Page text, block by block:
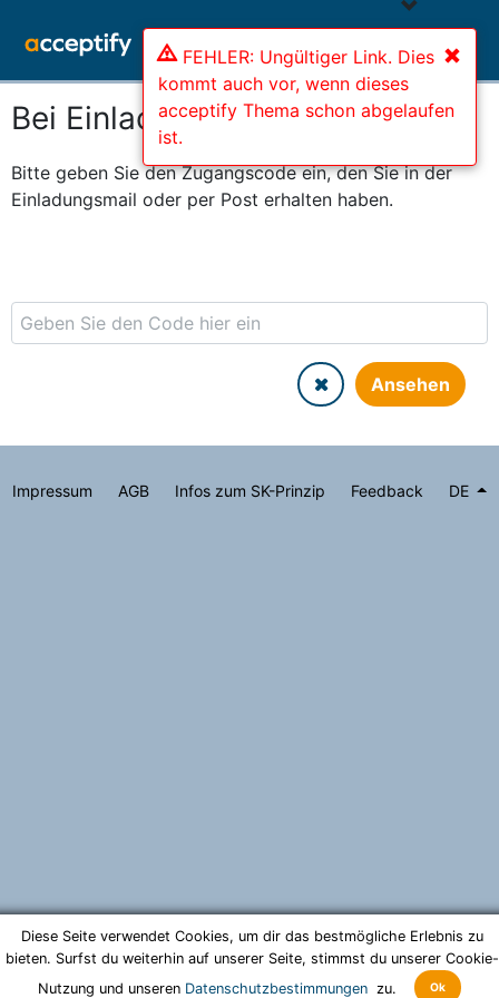
Bei Einladung mitmachen
Bitte geben Sie den Zugangscode ein, den Sie in der
Einladungsmail oder per Post erhalten haben.
Ansehen
Impressum AGB Infos zum SK-Prinzip Feedback DE
Diese Seite verwendet Cookies, um dir das bestmögliche Erlebnis zu
bieten. Surfst du weiterhin auf unserer Seite, stimmst du unserer Cookie-
Nutzung und unseren Datenschutzbestimmungen zu. Ok
FEHLER: Ungültiger Link. Dies
kommt auch vor, wenn dieses
acceptify Thema schon abgelaufen
ist.